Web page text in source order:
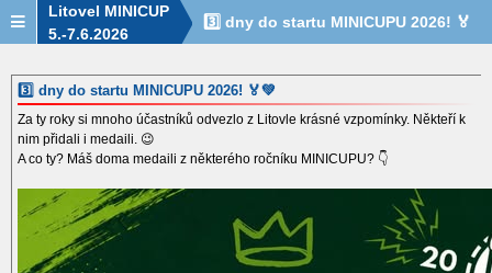
Litovel MINICUP
5.-7.6.2026
3️⃣ dny do startu MINICUPU 2026! 🏅
3️⃣ dny do startu MINICUPU 2026! 🏅💚
Za ty roky si mnoho účastníků odvezlo z Litovle krásné vzpomínky. Někteří k
nim přidali i medaili. 😉
A co ty? Máš doma medaili z některého ročníku MINICUPU? 👇